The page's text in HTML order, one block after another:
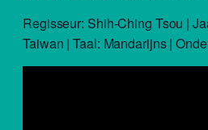
Regisseur: Shih-Ching Tsou |
Taiwan | Taal: Mandarijns |